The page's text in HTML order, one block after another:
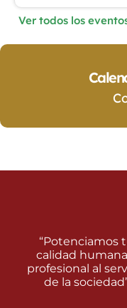
Ver todos los
“Potenciamos
calidad
profesional al
de la